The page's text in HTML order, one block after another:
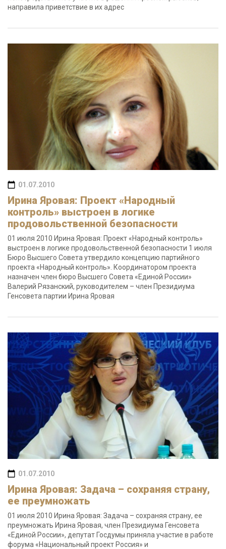
направила приветствие в их адрес
01.07.2010
Ирина Яровая: Проект «Народный
контроль» выстроен в логике
продовольственной безопасности
01 июля 2010 Ирина Яровая: Проект «Народный контроль»
выстроен в логике продовольственной безопасности 1 июля
Бюро Высшего Совета утвердило концепцию партийного
проекта «Народный контроль». Координатором проекта
назначен член бюро Высшего Совета «Единой России»
Валерий Рязанский, руководителем – член Президиума
Генсовета партии Ирина Яровая
01.07.2010
Ирина Яровая: Задача – сохраняя страну,
ее преумножать
01 июля 2010 Ирина Яровая: Задача – сохраняя страну, ее
преумножать Ирина Яровая, член Президиума Генсовета
«Единой России», депутат Госдумы приняла участие в работе
форума «Национальный проект Россия» и